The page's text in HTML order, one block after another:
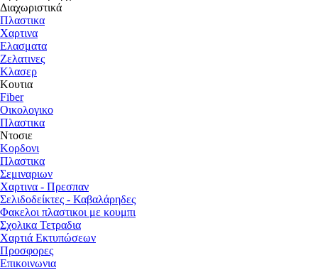
Διαχωριστικά
Πλαστικα
Χαρτινα
Ελασματα
Ζελατινες
Κλασερ
Κουτια
Fiber
Οικολογικο
Πλαστικα
Ντοσιε
Κορδονι
Πλαστικα
Σεμιναριων
Χαρτινα - Πρεσπαν
Σελιδοδείκτες - Καβαλάρηδες
Φακελοι πλαστικοι με κουμπι
Σχολικα Τετραδια
Χαρτιά Εκτυπώσεων
Προσφορες
Επικοινωνια